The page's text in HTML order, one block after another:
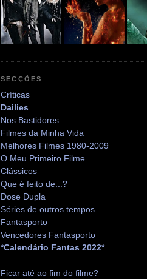
SECÇÕES
Críticas
Dailies
Nos Bastidores
Filmes da Minha Vida
Melhores Filmes 1980-2009
O Meu Primeiro Filme
Clássicos
Que é feito de...?
Dose Dupla
Séries de outros tempos
Fantasporto
Vencedores Fantasporto
*Calendário Fantas 2022*
Ficar até ao fim do filme?